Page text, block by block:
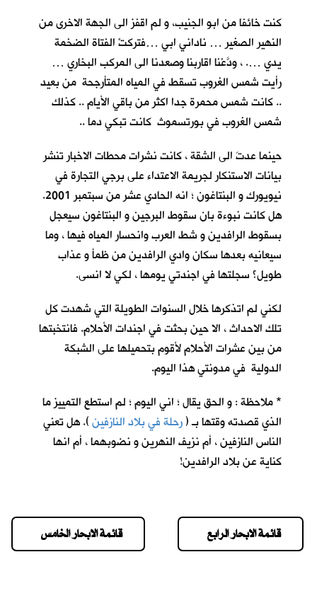
كنت خائفا من ابو الجنيب، و لم اقفز الى الجهة الاخرى من
النهير الصغير … ناداني ابي …فتركتْ الفتاة الضخمة
يدي …. ، ودَّعْنا اقاربنا وصعدنا الى المركب البخاري …
رأيت شمس الغروب تسقط في المياه المتأرجحة من بعيد
.. كانت شمس محمرة جدا اكثر من باقي الأيام .. كذلك
شمس الغروب في بورتسموث كانت تبكي دما ..
حينما عدتَ الى الشقة ، كانت نشرات محطات الاخبار تنشر
بيانات الاستنكار لجريمة الاعتداء على برجي التجارة في
نيويورك و البنتاغون ؛ انه الحادي عشر من سبتمبر 2001.
هل كانت نبوءة بان سقوط البرجين و البنتاغون سيعجل
بسقوط الرافدين و شط العرب وانحسار المياه فيها ، وما
سيعانيه بعدها سكان وادي الرافدين من ظمأ و عذاب
طويل؟ سجلتها في اجندتي يومها ، لكي لا انسى.
لكني لم اتذكرها خلال السنوات الطويلة التي شهدت كل
تلك الاحداث ، الا حين بحثت في اجندات الأحلام. فانتخبتها
من بين عشرات الأحلام لأقوم بتحميلها على الشبكة
الدولية في مدونتي هذا اليوم.
* ملاحظة : و الحق يقال ؛ اني اليوم ؛ لم استطع التمييز ما
الذي قصدته وقتها بـ (رحلة في بلاد النازفين). هل تعني
الناس النازفين ، أم نزيف النهرين و نضوبهما ، أم انها
كناية عن بلاد الرافدين!
قائمة الابحار الخامس قائمة الابحار الرابع